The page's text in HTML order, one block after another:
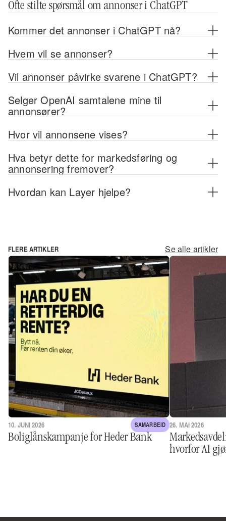
Ofte stilte spørsmål om annonser i ChatGPT
Kommer det annonser i ChatGPT nå?
Hvem vil se annonser?
Vil annonser påvirke svarene i ChatGPT?
Selger OpenAI samtalene mine til
annonsører?
Hvor vil annonsene vises?
Hva betyr dette for markedsføring og
annonsering fremover?
Hvordan kan Layer hjelpe?
FLERE ARTIKLER Se alle artikler
10. JUNI 2026 SAMARBEID
Boliglånskampanje for Heder Bank
26. MAI 2026
hvorfor AI